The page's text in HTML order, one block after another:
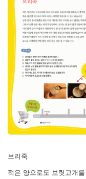
보리죽
적은 양으로도 보릿고개